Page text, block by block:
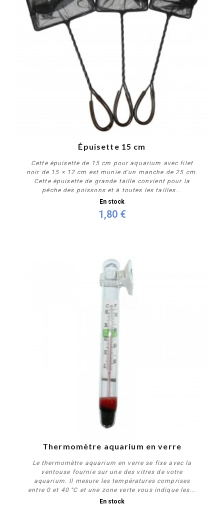
Épuisette 15 cm
Cette épuisette de 15 cm pour aquarium avec filet
noir de 15 × 12 cm est munie d'un manche de 25 cm.
Cette épuisette de grande taille convient pour la
pêche des poissons et à toutes les tailles...
En stock
1,80 €
Thermomètre aquarium en verre
Le thermomètre aquarium en verre se fixe avec la
ventouse fournie sur une des vitres de votre
aquarium. Il mesure les températures comprises
entre 0 et 40 °C et une zone verte vous indique les...
En stock